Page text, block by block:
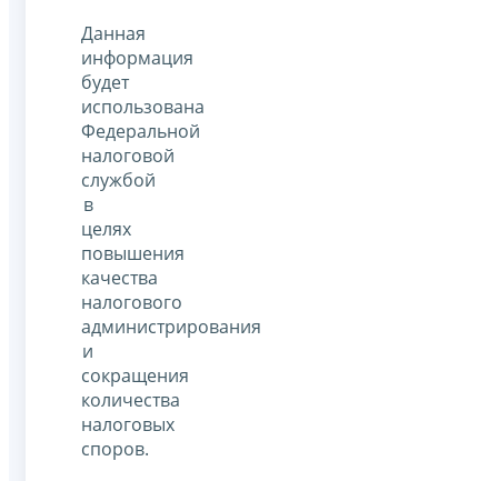
Данная
информация
будет
использована
Федеральной
налоговой
службой
в
целях
повышения
качества
налогового
администрирования
и
сокращения
количества
налоговых
споров.